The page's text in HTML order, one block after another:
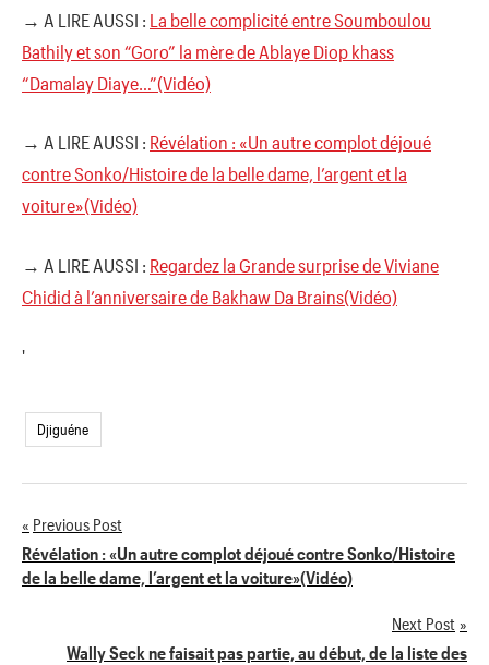
→ A LIRE AUSSI : La belle complicité entre Soumboulou
Bathily et son “Goro” la mère de Ablaye Diop khass
“Damalay Diaye…”(Vidéo)
→ A LIRE AUSSI : Révélation : «Un autre complot déjoué
contre Sonko/Histoire de la belle dame, l’argent et la
voiture»(Vidéo)
→ A LIRE AUSSI : Regardez la Grande surprise de Viviane
Chidid à l’anniversaire de Bakhaw Da Brains(Vidéo)
'
Djiguéne
Navigation
de
Previous Post
Révélation : «Un autre complot déjoué contre Sonko/Histoire
de la belle dame, l’argent et la voiture»(Vidéo)
Next Post
Wally Seck ne faisait pas partie, au début, de la liste des